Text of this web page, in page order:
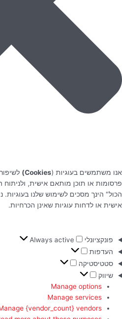
אנו משתמשים בעוגיות (Cookies)
פרסומות או תוכן מותאם אישית,
הכול" הינך מסכים לשימוש שלנו
אישית או לדחות עוגיות שאינן הכרחיות.
פונקציונלי
Always active
העדפות
סטטיסטיקה
שיווק
Manage options
Manage services
{vendor_count} vendors